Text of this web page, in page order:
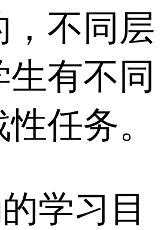
，不同层
有不同
任务。
学习目